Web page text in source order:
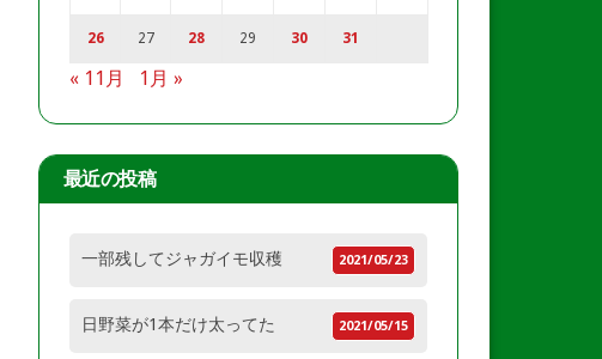
26 27 28 29 30 31
« 11月 1月 »
最近の投稿
一部残してジャガイモ収穫 2021/05/23
日野菜が1本だけ太ってた 2021/05/15